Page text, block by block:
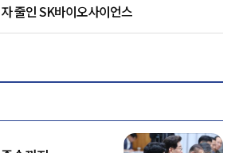
줄인 SK바이오사이언스